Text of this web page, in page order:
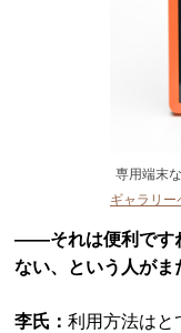
専用端末
ギャラリー
――それは便利です
ない、という人がま
李氏：利用方法はと